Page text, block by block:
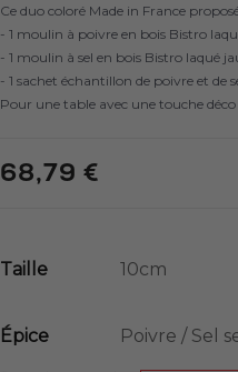
Ce duo coloré Made in France
- 1 moulin à poivre en bois Bistro
- 1 moulin à sel en bois Bistro laqué
- 1 sachet échantillon de poivre et de
Pour une table avec une touche déco
68,79 €
Taille
Épice